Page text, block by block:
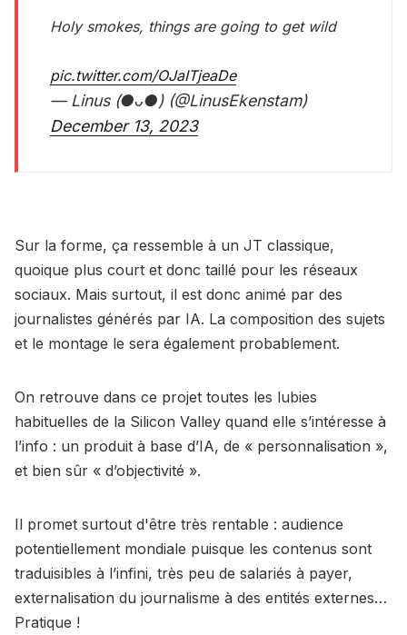
Holy smokes, things are going to get wild
pic.twitter.com/OJaITjeaDe
— Linus (●ᴗ●) (@LinusEkenstam)
December 13, 2023
Sur la forme, ça ressemble à un JT classique,
quoique plus court et donc taillé pour les réseaux
sociaux. Mais surtout, il est donc animé par des
journalistes générés par IA. La composition des sujets
et le montage le sera également probablement.
On retrouve dans ce projet toutes les lubies
habituelles de la Silicon Valley quand elle s’intéresse à
l’info : un produit à base d’IA, de « personnalisation »,
et bien sûr « d’objectivité ».
Il promet surtout d'être très rentable : audience
potentiellement mondiale puisque les contenus sont
traduisibles à l’infini, très peu de salariés à payer,
externalisation du journalisme à des entités externes…
Pratique !